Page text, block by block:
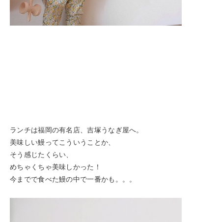
ランチは福岡の有名店、吉塚うなぎ屋へ。
美味しい鰻ってこういうことか、
そう感じたくらい、
めちゃくちゃ美味しかった！
今までで食べた鰻の中で一番かも。。。